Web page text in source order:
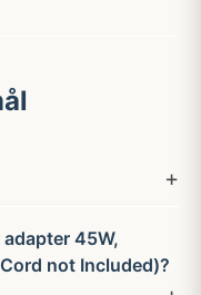
45W,
not Included)?